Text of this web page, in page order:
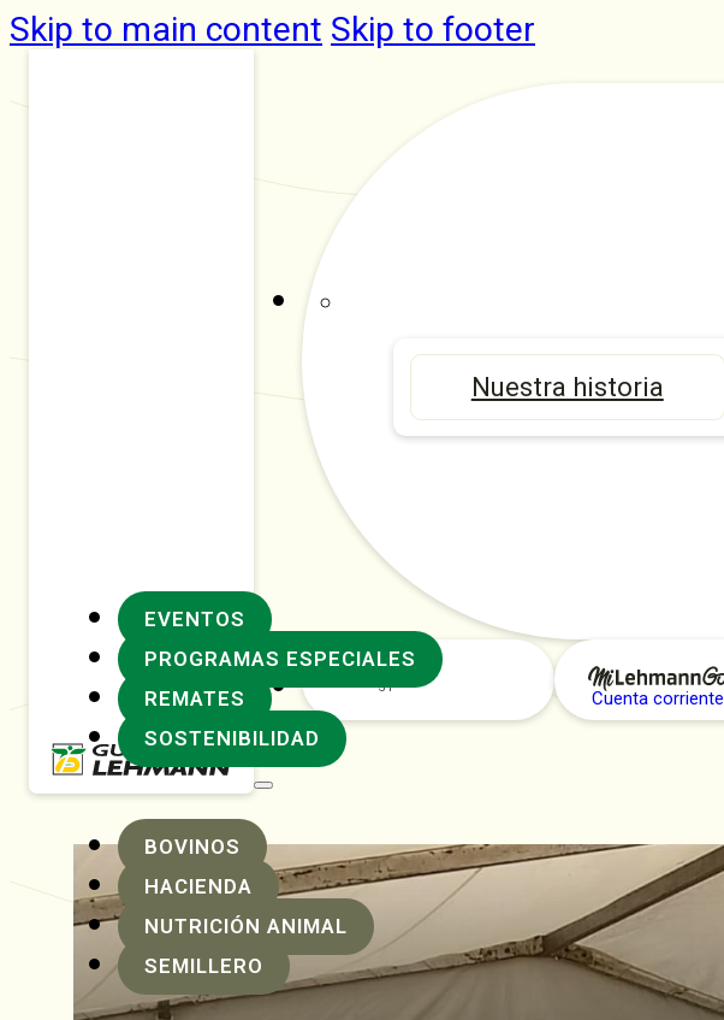
Skip to main content Skip to footer
Nuestra historia
Rafaela
Cuenta corriente
EVENTOS
PROGRAMAS ESPECIALES
REMATES
SOSTENIBILIDAD
BOVINOS
HACIENDA
NUTRICIÓN ANIMAL
SEMILLERO